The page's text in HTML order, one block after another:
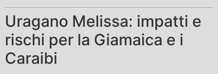
Uragano Melissa: impatti e
rischi per la Giamaica e i
Caraibi